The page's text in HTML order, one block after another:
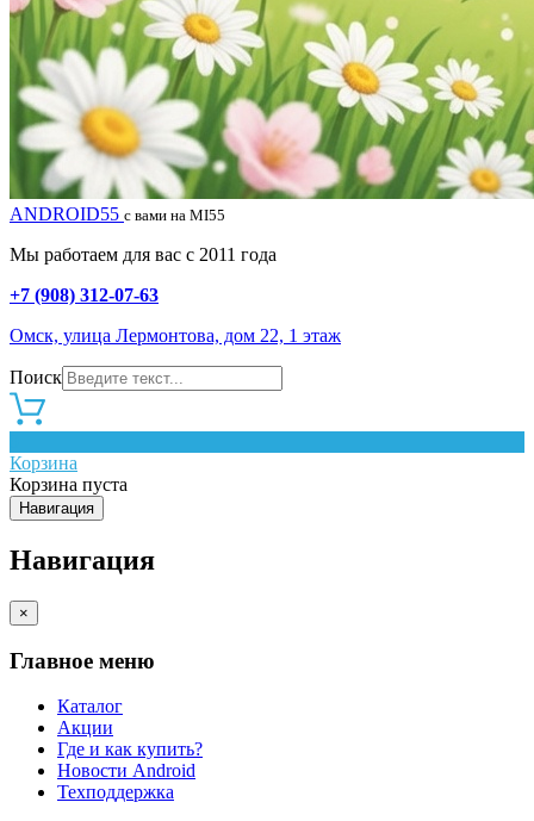
ANDROID55 с вами на MI55
Мы работаем для вас с 2011 года
+7 (908) 312-07-63
Омск, улица Лермонтова, дом 22, 1 этаж
Поиск
Корзина
Корзина пуста
Навигация
Навигация
×
Главное меню
Каталог
Акции
Где и как купить?
Новости Android
Техподдержка